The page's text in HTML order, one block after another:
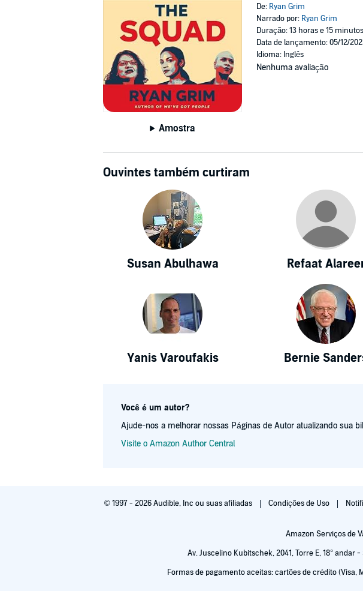
Amostra
De: Ryan Grim
Narrado por: Ryan Grim
Duração: 13 horas e 15 minutos
Data de lançamento: 05/12/
Idioma: Inglês
Nenhuma avaliação
Ouvintes também curtiram
Susan Abulhawa Refaat
Yanis Varoufakis Bernie
Você é um autor?
Ajude-nos a melhorar nossas Páginas de Autor atualizando sua
Visite o Amazon Author Central
© 1997 - 2026 Audible, Inc ou suas afiliadas Condições de Uso
Amazon Serviços de
Av. Juscelino Kubitschek, 2041, Torre E, 18° andar -
Formas de pagamento aceitas: cartões de crédito (Visa,